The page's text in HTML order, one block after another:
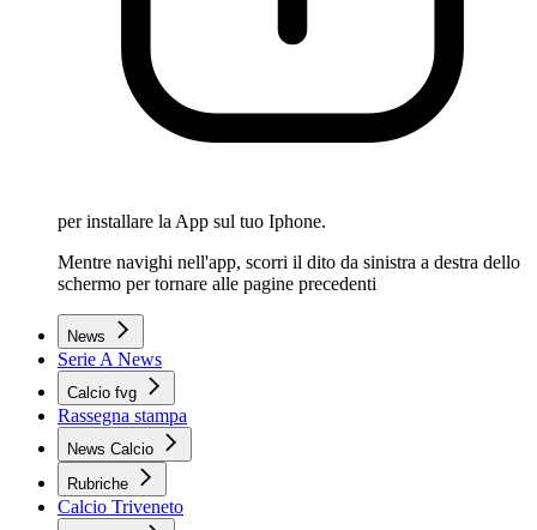
per installare la App sul tuo Iphone.
Mentre navighi nell'app, scorri il dito da sinistra a destra dello
schermo per tornare alle pagine precedenti
News
Serie A News
Calcio fvg
Rassegna stampa
News Calcio
Rubriche
Calcio Triveneto